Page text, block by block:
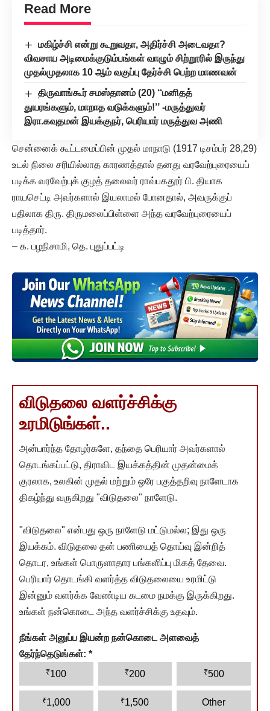
Read More
மகிழ்ச்சி என்று கூறுவதா, அதிர்ச்சி அடைவதா?
விவசாய அடிமைக்குடும்பங்கள் வாழும் சிற்றூரில் இருந்து
முதல்முதலாக 10 ஆம் வகுப்பு தேர்ச்சி பெற்ற மாணவன்
திருவாங்கூர் சமஸ்தானம் (20) ‘‘மனிதத்
துயரங்களும், மாறாத வடுக்களும்!’’ -மருத்துவர்
இரா.கவுதமன் இயக்குநர், பெரியார் மருத்துவ அணி
சென்னைக் கூட்டமைப்பின் முதல் மாநாடு (1917 டிசம்பர் 28,29)
உடல் நிலை சரியில்லாத காரணத்தால் தனது வரவேற்புரையைப்
படிக்க வரவேற்புக் குழத் தலைவர் ராவ்பகதூர் பி. தியாக
ராயசெட்டி அவர்களால் இயலாமல் போனதால், அவருக்குப்
பதிலாக திரு. திருமலைப்பிள்ளை அந்த வரவேற்புரையைப்
படித்தார்.
– க. பழநிசாமி, தெ. புதுப்பட்டி
விடுதலை வளர்ச்சிக்கு
உரமிடுங்கள்..
அன்பார்ந்த தோழர்களே, தந்தை பெரியார் அவர்களால்
தொடங்கப்பட்டு, திராவிட இயக்கத்தின் முதன்மைக்
குரலாக, உலகின் முதல் மற்றும் ஒரே பகுத்தறிவு நாளேடாக
திகழ்ந்து வருகிறது "விடுதலை" நாளேடு.
"விடுதலை" என்பது ஒரு நாளேடு மட்டுமல்ல; இது ஒரு
இயக்கம். விடுதலை தன் பணியைத் தொய்வு இன்றித்
தொடர, உங்கள் பொருளாதார பங்களிப்பு மிகத் தேவை.
பெரியார் தொடங்கி வளர்த்த விடுதலையை உரமிட்டு
இன்னும் வளர்க்க வேண்டிய கடமை நமக்கு இருக்கிறது.
உங்கள் நன்கொடை அந்த வளர்ச்சிக்கு உதவும்.
நீங்கள் அனுப்ப இயன்ற நன்கொடை அளவைத்
தேர்ந்தெடுங்கள்: *
₹100 ₹200 ₹500
₹1,000 ₹1,500 Other